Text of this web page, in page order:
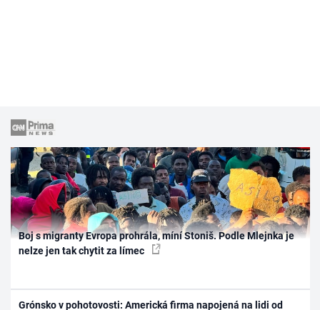
Boj s migranty Evropa prohrála, míní Stoniš. Podle Mlejnka je
nelze jen tak chytit za límec
Grónsko v pohotovosti: Americká firma napojená na lidi od